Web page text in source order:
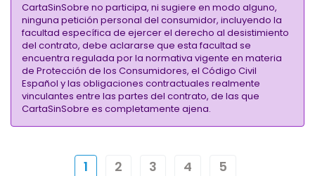
CartaSinSobre no participa, ni sugiere en modo alguno,
ninguna petición personal del consumidor, incluyendo la
facultad específica de ejercer el derecho al desistimiento
del contrato, debe aclararse que esta facultad se
encuentra regulada por la normativa vigente en materia
de Protección de los Consumidores, el Código Civil
Español y las obligaciones contractuales realmente
vinculantes entre las partes del contrato, de las que
CartaSinSobre es completamente ajena.
1 2 3 4 5